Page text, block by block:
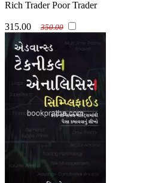
Rich Trader Poor Trader
315.00 350.00